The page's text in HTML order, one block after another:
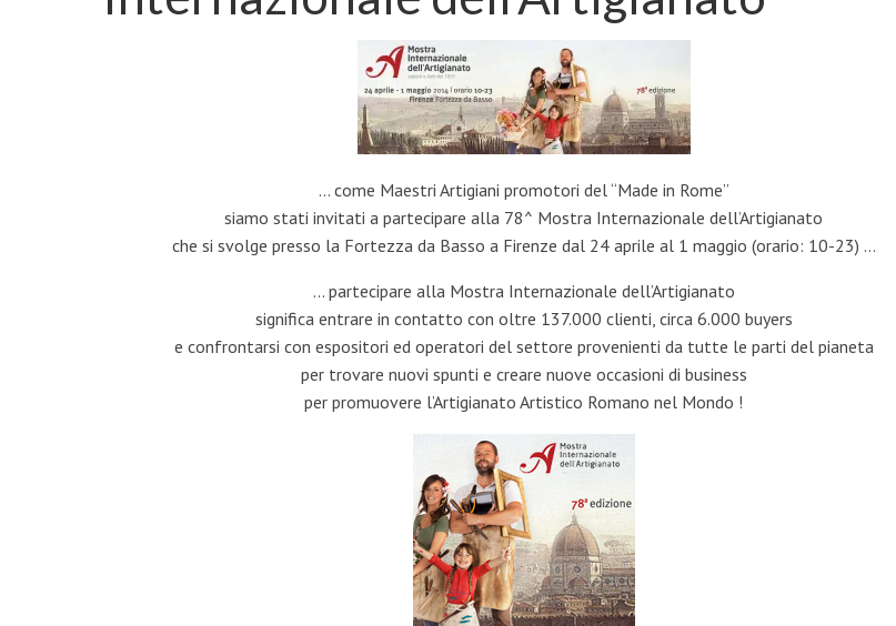
… come Maestri Artigiani promotori del “Made in Rome”
siamo stati invitati a partecipare alla 78^ Mostra Internazionale dell’Artigianato
che si svolge presso la Fortezza da Basso a Firenze dal 24 aprile al 1 maggio (orario: 10-23) …
… partecipare alla Mostra Internazionale dell’Artigianato
significa entrare in contatto con oltre 137.000 clienti, circa 6.000 buyers
e confrontarsi con espositori ed operatori del settore provenienti da tutte le parti del pianeta
per trovare nuovi spunti e creare nuove occasioni di business
per promuovere l’Artigianato Artistico Romano nel Mondo !